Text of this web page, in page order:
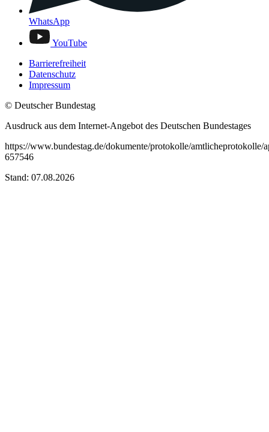
WhatsApp
YouTube
Barrierefreiheit
Datenschutz
Impressum
© Deutscher Bundestag
Ausdruck aus dem Internet-Angebot des Deutschen Bundestages
https://www.bundestag.de/dokumente/protokolle/amtlicheprotokolle/
657546
Stand: 07.08.2026